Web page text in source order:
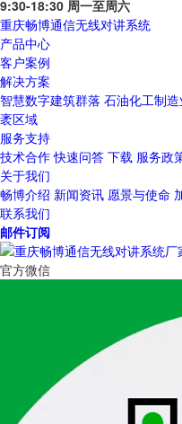
9:30-18:30 周一至周六
重庆畅博通信无线对讲系统
产品中心
客户案例
解决方案
智慧数字建筑群落 石油化工制造
袤区域
服务支持
技术合作 快速问答 下载 服务政
关于我们
畅博介绍 新闻资讯 愿景与使命
联系我们
邮件订阅
官方微信